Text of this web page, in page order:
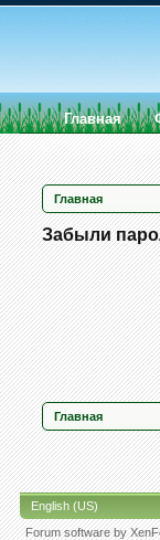
Главная
Забыли
Главная
Главная
English (US)
Forum software by